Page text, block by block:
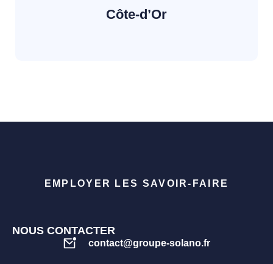
Côte-d’Or
EMPLOYER LES SAVOIR-FAIRE
NOUS CONTACTER
contact@groupe-solano.fr